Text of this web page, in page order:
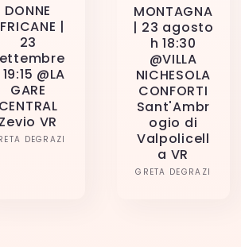
DONNE
|
23
@LA
GARE
CENTRAL
Zevio VR
Produttore:
DEGRAZI
MONTAGNA
| 23 agosto
h 18:30
@VILLA
NICHESOLA
CONFORTI
Sant'Ambr
ogio di
Valpolicell
a VR
Produttore:
GRETA DEGRAZI